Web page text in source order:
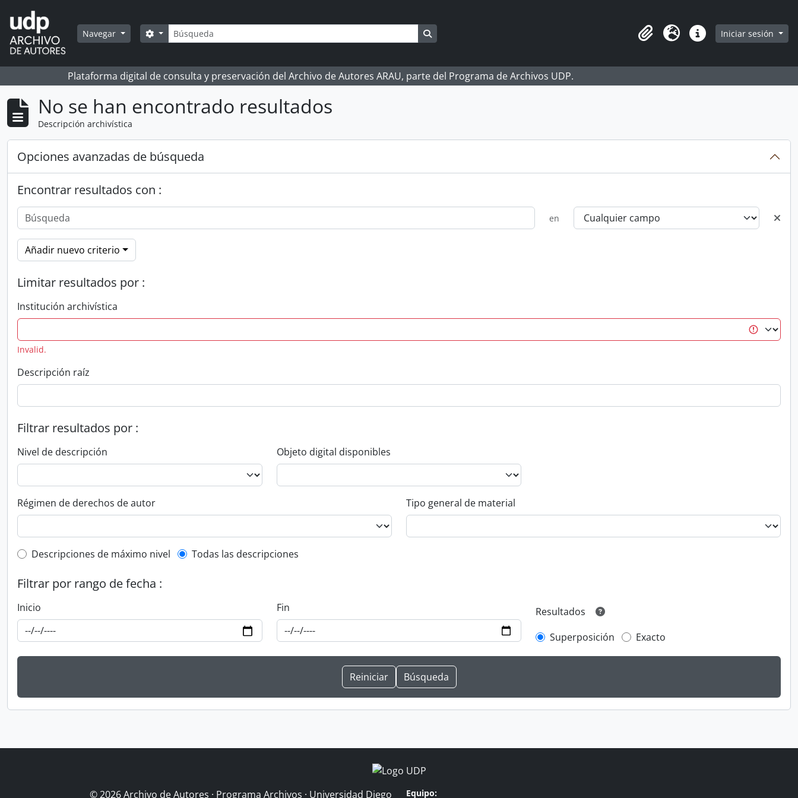
Skip to main content
Navegar Búsqueda
Search options
Portapapeles
Idioma Enlaces rápidos
Iniciar sesión
Plataforma digital de consulta y preservación del Archivo de Autores ARAU, parte del Programa de Archivos UDP.
No se han encontrado resultados
Descripción archivística
Opciones avanzadas de búsqueda
Encontrar resultados con :
en
Añadir nuevo criterio
Limitar resultados por :
Institución archivística
Invalid.
Descripción raíz
Filtrar resultados por :
Nivel de descripción Objeto digital disponibles
Régimen de derechos de autor Tipo general de material
Top-level description filter
Descripciones de máximo nivel Todas las descripciones
Filtrar por rango de fecha :
Inicio Fin
Resultados
Superposición
Exacto
© 2026 Archivo de Autores · Programa Archivos · Universidad Diego Equipo: